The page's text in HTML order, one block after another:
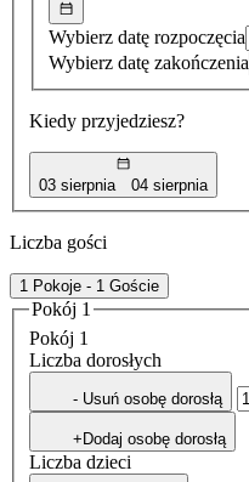
Wybierz datę rozpoczęcia
Wybierz datę zakończenia
Kiedy przyjedziesz?
03 sierpnia 04 sierpnia
Liczba gości
1 Pokoje - 1 Goście
Pokój 1
Pokój 1
Liczba dorosłych
- Usuń osobę dorosłą
+Dodaj osobę dorosłą
Liczba dzieci